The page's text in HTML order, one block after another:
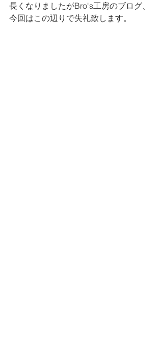
長くなりましたがBro's工房のブログ、
今回はこの辺りで失礼致します。